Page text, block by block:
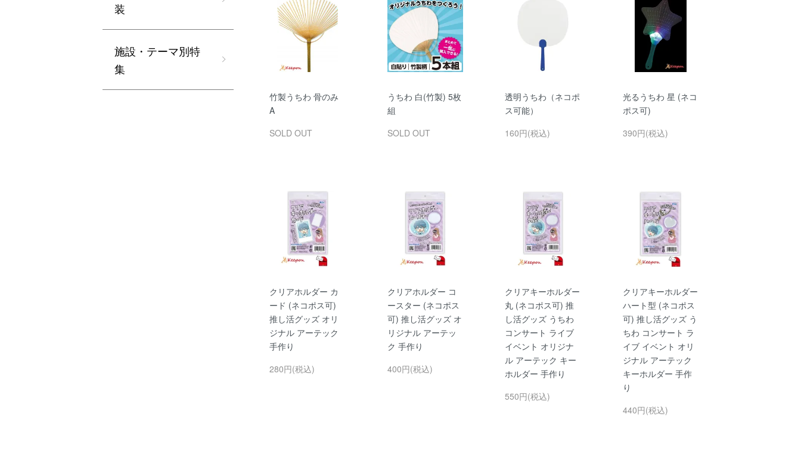
竹製うちわ 骨のみ
A
SOLD OUT
うちわ 白(竹製) 5枚
組
SOLD OUT
透明うちわ（ネコポ
ス可能）
160円(税込)
光るうちわ 星 (ネコ
ポス可)
390円(税込)
クリアホルダー カ
ード (ネコポス可)
推し活グッズ オリ
ジナル アーテック
手作り
280円(税込)
クリアホルダー コ
ースター (ネコポス
可) 推し活グッズ オ
リジナル アーテッ
ク 手作り
400円(税込)
クリアキーホルダー
丸 (ネコポス可) 推
し活グッズ うちわ
コンサート ライブ
イベント オリジナ
ル アーテック キー
ホルダー 手作り
550円(税込)
クリアキーホルダー
ハート型 (ネコポス
可) 推し活グッズ う
ちわ コンサート ラ
イブ イベント オリ
ジナル アーテック
キーホルダー 手作
り
440円(税込)
装
施設・テーマ別特
集